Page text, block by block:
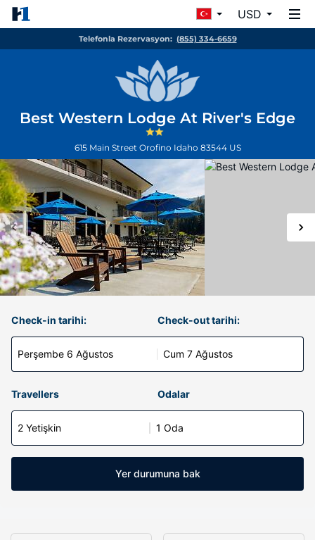
USD
Telefonla Rezervasyon: (855) 334-6659
Best Western Lodge At River's Edge
615 Main Street Orofino Idaho 83544 US
Check-in tarihi:
Perşembe 6 Ağustos
Check-out tarihi:
Cum 7 Ağustos
Travellers Odalar
2 Yetişkin 1 Oda
Yer durumuna bak